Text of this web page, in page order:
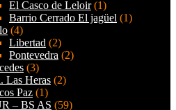
El Casco de Leloir(1)
Barrio Cerrado El jagüel (1)
(4)
Libertad (2)
Pontevedra (2)
(3)
Las Heras (2)
Paz (1)
– BS AS (59)